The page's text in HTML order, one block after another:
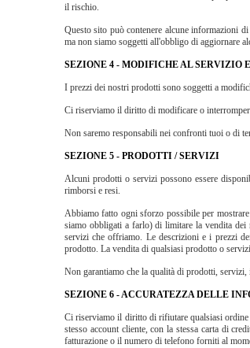
il rischio.
Questo sito può contenere alcune informazioni
ma non siamo soggetti all'obbligo di aggiornare
SEZIONE 4 - MODIFICHE AL SERVIZIO
I prezzi dei nostri prodotti sono soggetti a
Ci riserviamo il diritto di modificare o
Non saremo responsabili nei confronti tuoi o di
SEZIONE 5 - PRODOTTI / SERVIZI
Alcuni prodotti o servizi possono essere
rimborsi e resi.
Abbiamo fatto ogni sforzo possibile per
siamo obbligati a farlo) di limitare la vendita
servizi che offriamo. Le descrizioni e i prezzi
prodotto. La vendita di qualsiasi prodotto o
Non garantiamo che la qualità di prodotti,
SEZIONE 6 - ACCURATEZZA DELLE
Ci riserviamo il diritto di rifiutare qualsiasi ordine
stesso account cliente, con la stessa carta di
fatturazione o il numero di telefono forniti al